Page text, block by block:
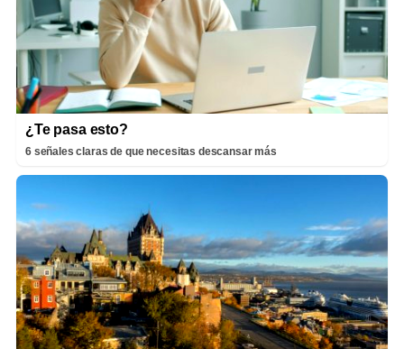
¿Te pasa esto?
6 señales claras de que necesitas descansar más